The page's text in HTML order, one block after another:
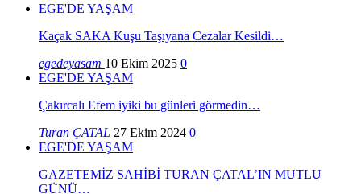
EGE'DE YAŞAM
Kaçak SAKA Kuşu Taşıyana Cezalar Kesildi…
egedeyasam 10 Ekim 2025 0
EGE'DE YAŞAM
Çakırcalı Efem iyiki bu günleri görmedin…
Turan ÇATAL 27 Ekim 2024 0
EGE'DE YAŞAM
GAZETEMİZ SAHİBİ TURAN ÇATAL’IN MUTLU
GÜNÜ…